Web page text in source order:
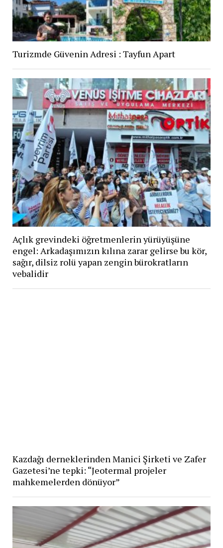
Turizmde Güvenin Adresi : Tayfun Apart
Açlık grevindeki öğretmenlerin yürüyüşüne
engel: Arkadaşımızın kılına zarar gelirse bu kör,
sağır, dilsiz rolü yapan zengin bürokratların
vebalidir
Kazdağı derneklerinden Manici Şirketi ve Zafer
Gazetesi’ne tepki: “Jeotermal projeler
mahkemelerden dönüyor”